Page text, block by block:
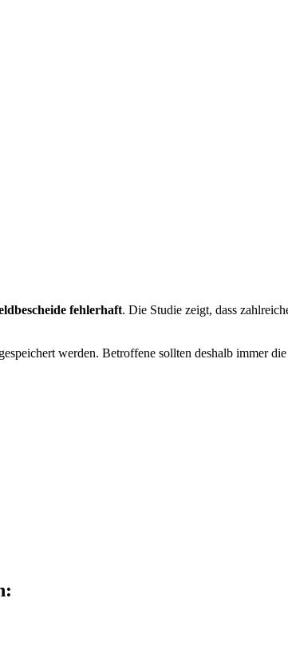
fehlerhaft. Die Studie zeigt, dass
werden. Betroffene sollten deshalb immer